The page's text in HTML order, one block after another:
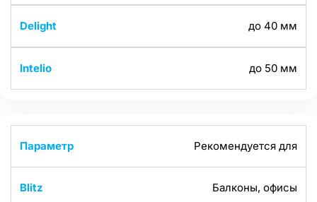
до 40 мм
до 50 мм
Рекомендуется для
Балконы, офисы